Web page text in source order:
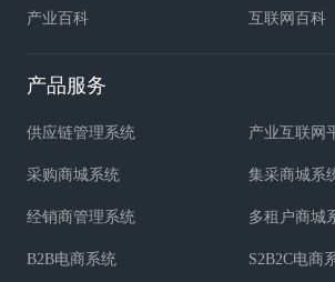
产业百科 互联网百科
产品服务
供应链管理系统 产业互联网
采购商城系统 集采商城系
经销商管理系统 多租户商城
B2B电商系统 S2B2C电商